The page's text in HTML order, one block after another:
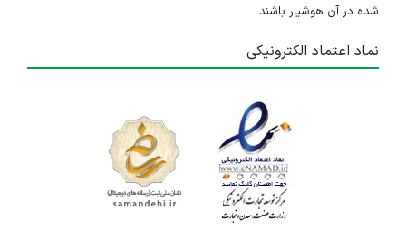
شده در آن هوشیار باشند.
نماد اعتماد الکترونیکی